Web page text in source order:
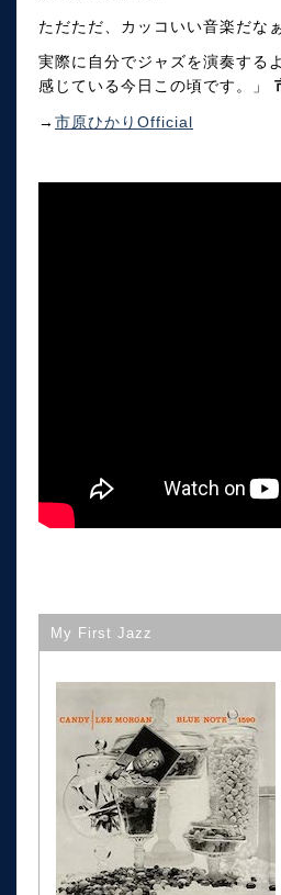
ただただ、カッコいい音楽だな
実際に自分でジャズを演奏する
感じている今日この頃です。」
→ 市原ひかりOfficial
My First Jazz